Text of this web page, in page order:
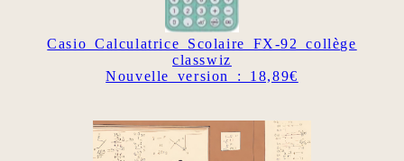
Casio Calculatrice Scolaire FX-92 collège
classwiz
Nouvelle version : 18,89€